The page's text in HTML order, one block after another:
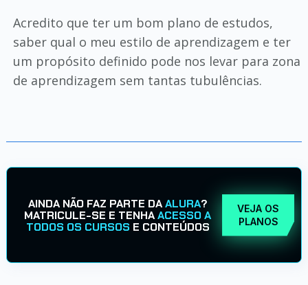
Acredito que ter um bom plano de estudos,
saber qual o meu estilo de aprendizagem e ter
um propósito definido pode nos levar para zona
de aprendizagem sem tantas tubulências.
AINDA NÃO FAZ PARTE DAALURA?
MATRICULE-SE E TENHAACESSO A
TODOS OS CURSOS E CONTEÚDOS
VEJA OS
PLANOS